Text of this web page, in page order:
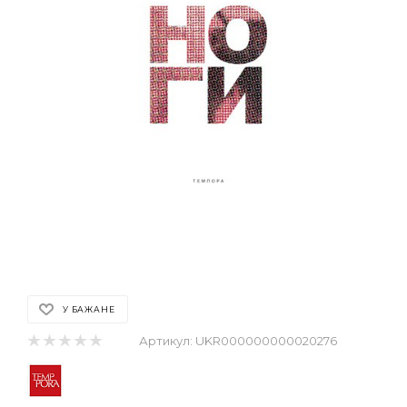
У БАЖАНЕ
Артикул: UKR000000000020276